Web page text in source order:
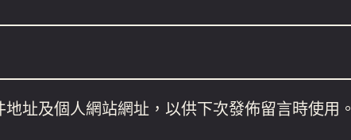
址及個人網站網址，以供下次發佈留言時使用。